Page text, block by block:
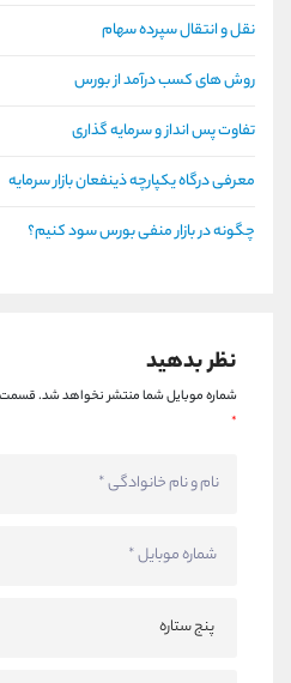
نقل و انتقال سپرده سهام
روش های کسب درآمد از بورس
تفاوت پس انداز و سرمایه گذاری
معرفی درگاه یکپارچه ذینفعان بازار سرمایه
چگونه در بازار منفی بورس سود کنیم؟
نظر بدهید
شماره موبایل شما منتشر نخواهد شد.قسمت
*